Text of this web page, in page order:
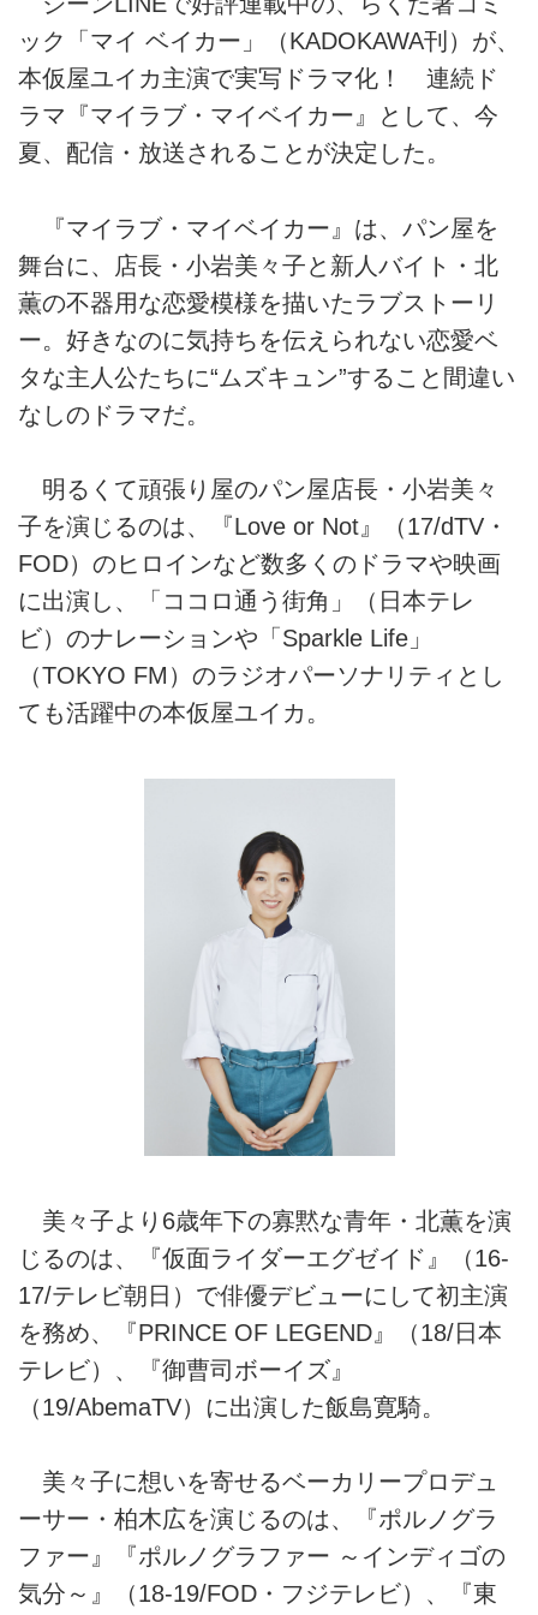
ック「マイ ベイカー」（KADOKAWA刊）が、
本仮屋ユイカ主演で実写ドラマ化！ 連続ド
ラマ『マイラブ・マイベイカー』として、今
夏、配信・放送されることが決定した。
『マイラブ・マイベイカー』は、パン屋を
舞台に、店長・小岩美々子と新人バイト・北
薫の不器用な恋愛模様を描いたラブストーリ
ー。好きなのに気持ちを伝えられない恋愛ベ
タな主人公たちに“ムズキュン”すること間違い
なしのドラマだ。
明るくて頑張り屋のパン屋店長・小岩美々
子を演じるのは、『Love or Not』（17/dTV・
FOD）のヒロインなど数多くのドラマや映画
に出演し、「ココロ通う街角」（日本テレ
ビ）のナレーションや「Sparkle Life」
（TOKYO FM）のラジオパーソナリティとし
ても活躍中の本仮屋ユイカ。
美々子より6歳年下の寡黙な青年・北薫を演
じるのは、『仮面ライダーエグゼイド』（16-
17/テレビ朝日）で俳優デビューにして初主演
を務め、『PRINCE OF LEGEND』（18/日本
テレビ）、『御曹司ボーイズ』
（19/AbemaTV）に出演した飯島寛騎。
美々子に想いを寄せるベーカリープロデュ
ーサー・柏木広を演じるのは、『ポルノグラ
ファー』『ポルノグラファー ～インディゴの
気分～』（18-19/FOD・フジテレビ）、『東